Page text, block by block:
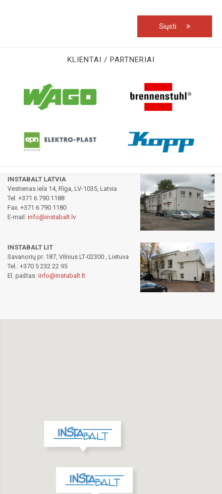
Siųsti
KLIENTAI / PARTNERIAI
INSTABALT LATVIA
Vestienas iela 14, Rīga, LV-1035, Latvia
Tel. +371 6 790 1188
Fax. +371 6 790 1180
E-mail: info@instabalt.lv
INSTABALT LIT
Savanorių pr. 187, Vilnius LT-02300 , Lietuva
Tel.: +370 5 232 22 95
El. paštas: info@instabalt.lt